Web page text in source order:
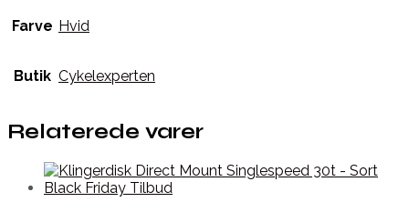
Farve Hvid
Butik Cykelexperten
Relaterede varer